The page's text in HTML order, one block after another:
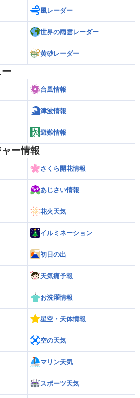
風レーダー
世界の雨雲レーダー
黄砂レーダー
台風情報
津波情報
避難情報
ー情報
さくら開花情報
あじさい情報
花火天気
イルミネーション
初日の出
天気痛予報
お洗濯情報
星空・天体情報
空の天気
マリン天気
スポーツ天気